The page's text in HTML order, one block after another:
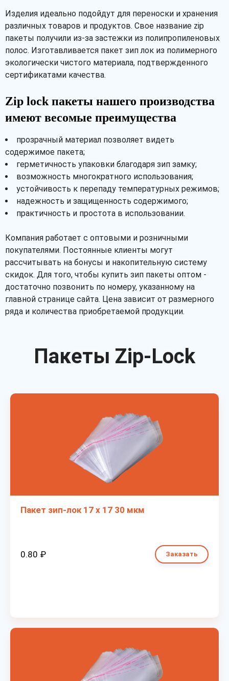
Изделия идеально подойдут для переноски и хранения
различных товаров и продуктов. Свое название zip
пакеты получили из-за застежки из полипропиленовых
полос. Изготавливается пакет зип лок из полимерного
экологически чистого материала, подтвержденного
сертификатами качества.
Zip lock пакеты нашего производства
имеют весомые преимущества
прозрачный материал позволяет видеть
содержимое пакета;
герметичность упаковки благодаря зип замку;
возможность многократного использования;
устойчивость к перепаду температурных режимов;
надежность и защищенность содержимого;
практичность и простота в использовании.
Компания работает с оптовыми и розничными
покупателями. Постоянные клиенты могут
рассчитывать на бонусы и накопительную систему
скидок. Для того, чтобы купить зип пакеты оптом -
достаточно позвонить по номеру, указанному на
главной странице сайта. Цена зависит от размерного
ряда и количества приобретаемой продукции.
Пакеты Zip-Lock
Пакет зип-лок 17 х 17 30 мкм
0.80 ₽ Заказать